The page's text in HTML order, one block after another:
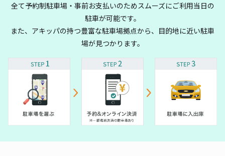
全て予約制駐車場・事前お支払いのためスムーズにご利用当日の
駐車が可能です。
また、アキッパの持つ豊富な駐車場拠点から、目的地に近い駐車
場が見つかります。